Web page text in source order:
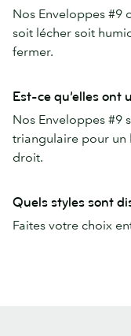
Nos Enveloppes #9
soit lécher soit
fermer.
Est-ce qu’elles
Nos Enveloppes #9
triangulaire pour un
droit.
Quels styles sont
Faites votre choix